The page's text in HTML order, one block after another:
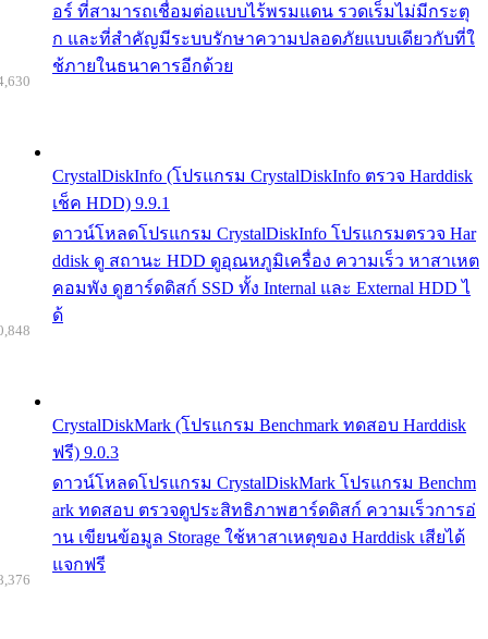
อร์ ที่สามารถเชื่อมต่อแบบไร้พรมแดน รวดเร็มไม่มีกระตุ
ก และที่สำคัญมีระบบรักษาความปลอดภัยแบบเดียวกับที่ใ
ช้ภายในธนาคารอีกด้วย
CrystalDiskInfo (โปรแกรม CrystalDiskInfo ตรวจ Harddisk
เช็ค HDD) 9.9.1
ดาวน์โหลดโปรแกรม CrystalDiskInfo โปรแกรมตรวจ Har
ddisk ดู สถานะ HDD ดูอุณหภูมิเครื่อง ความเร็ว หาสาเหต
คอมพัง ดูฮาร์ดดิสก์ SSD ทั้ง Internal และ External HDD ไ
ด้
CrystalDiskMark (โปรแกรม Benchmark ทดสอบ Harddisk
ฟรี) 9.0.3
ดาวน์โหลดโปรแกรม CrystalDiskMark โปรแกรม Benchm
ark ทดสอบ ตรวจดูประสิทธิภาพฮาร์ดดิสก์ ความเร็วการอ่
าน เขียนข้อมูล Storage ใช้หาสาเหตุของ Harddisk เสียได้
แจกฟรี